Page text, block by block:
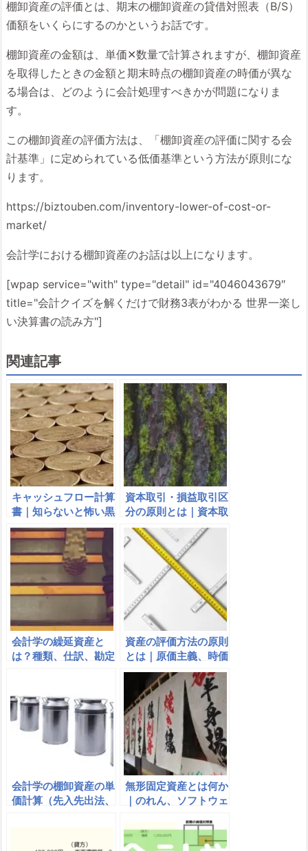
棚卸資産の評価とは、期末の棚卸資産の貸借対照表（B/S）
価額をいくらにするのかというお話です。
棚卸資産の金額は、単価✕数量で計算されますが、棚卸資産
を取得したときの金額と期末時点の棚卸資産の時価が異な
る場合は、どのように会計処理すべきかが問題になりま
す。
この棚卸資産の評価方法は、「棚卸資産の評価に関する会
計基準」に定められている低価基準という方法が原則にな
ります。
https://biztouben.com/inventory-lower-of-cost-or-
market/
会計学における棚卸資産のお話は以上になります。
[wpap service="with" type="detail" id="4046043679″
title="会計クイズを解くだけで財務3表がわかる 世界一楽し
い決算書の読み方"]
関連記事
キャッシュフロー計算
書｜知らないと怖い黒
字倒産
資本取引・損益取引区
分の原則とは｜資本取
引損益取引の具体例｜
一般原則
会計学の繰延資産と
は？種類、仕訳、勘定
すい言葉で解説
資産の評価方法の原則
とは｜原価主義、時価
主義、低価主義の違い
会計学の棚卸資産の単
価計算（先入先出法、
元原価法など）
無形固定資産とは何か
｜のれん、ソフトウェ
数｜償却方法は直接法